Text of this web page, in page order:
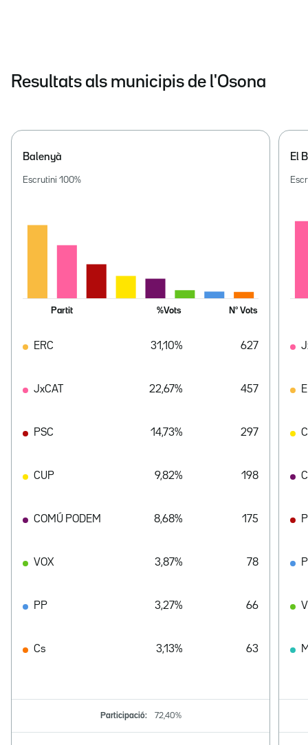
Resultats als municipis de l'Osona
Balenyà
Escrutini 100%
Partit %Vots Nº Vots
ERC 31,10% 627
JxCAT 22,67% 457
PSC 14,73% 297
CUP 9,82% 198
COMÚ PODEM 8,68% 175
VOX 3,87% 78
PP 3,27% 66
Cs 3,13% 63
Participació: 72,40%
El